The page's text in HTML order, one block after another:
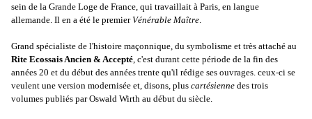
sein de la Grande Loge de France, qui travaillait à Paris, en langue
allemande. Il en a été le premierVénérable Maître.
Grand spécialiste de l'histoire maçonnique, du symbolisme et très attaché au
Rite Ecossais Ancien & Accepté, c'est durant cette période de la fin des
années 20 et du début des années trente qu'il rédige ses ouvrages. ceux-ci se
veulent une version modernisée et, disons, plus cartésienne des trois
volumes publiés par Oswald Wirth au début du siècle.